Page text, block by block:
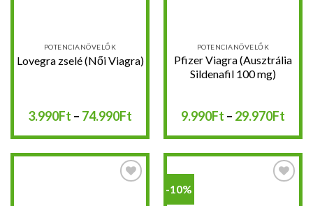
POTENCIANÖVELŐK
Lovegra zselé (Női Viagra)
3.990Ft – 74.990Ft Ártartomány:
-
74.990Ft
POTENCIANÖVELŐK
Pfizer Viagra (Ausztrália
Sildenafil 100 mg)
9.990Ft – 29.970Ft
-
-10%